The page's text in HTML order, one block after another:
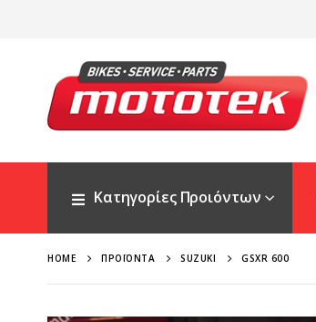
Κατηγορίες Προιόντων
HOME ΠΡΟΪΌΝΤΑ SUZUKI GSXR 600